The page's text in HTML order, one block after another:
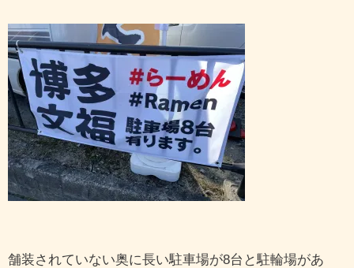
舗装されていない奥に長い駐車場が8台と駐輪場があ